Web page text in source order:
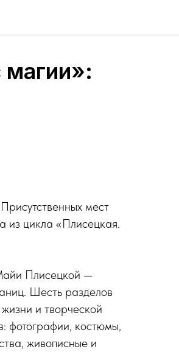
мест
из цикла «Плисецкая.
Плисецкой —
Шесть разделов
и творческой
фотографии, костюмы,
живописные и